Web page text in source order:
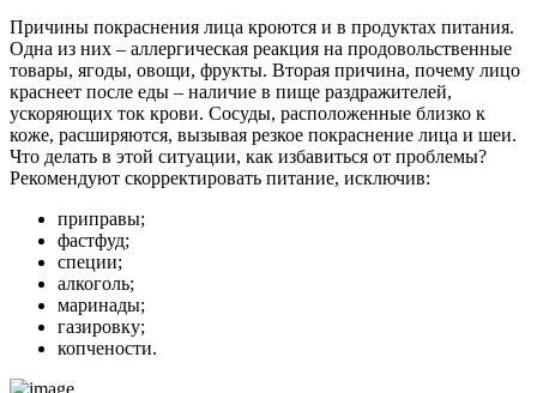
Причины покраснения лица кроются и в продуктах питания.
Одна из них – аллергическая реакция на продовольственные
товары, ягоды, овощи, фрукты. Вторая причина, почему лицо
краснеет после еды – наличие в пище раздражителей,
ускоряющих ток крови. Сосуды, расположенные близко к
коже, расширяются, вызывая резкое покраснение лица и шеи.
Что делать в этой ситуации, как избавиться от проблемы?
Рекомендуют скорректировать питание, исключив:
приправы;
фастфуд;
специи;
алкоголь;
маринады;
газировку;
копчености.